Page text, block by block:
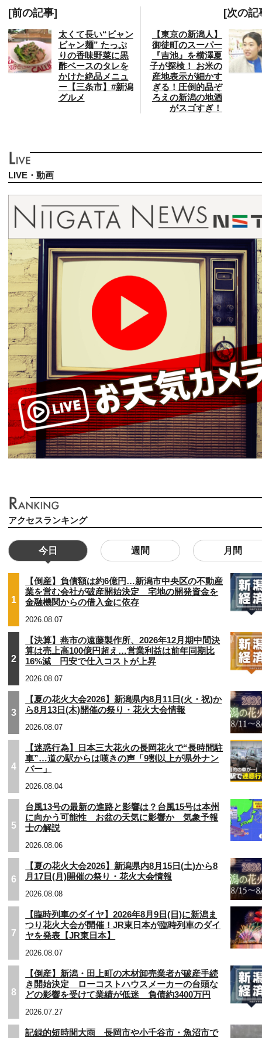
[前の記事]
太くて長い“ビャン
ビャン麺” たっぷ
りの香味野菜に黒
酢ベースのタレを
かけた絶品メニュ
ー【三条市】#新潟
グルメ
[次の記
【東京の新潟人】
御徒町のスーパー
『吉池』を横澤夏
子が探検！ お米の
産地表示が細かす
ぎる！圧倒的品ぞ
ろえの新潟の地酒
がスゴすぎ！
LIVE・動画
アクセスランキング
今日 週間 月間
1
【倒産】負債額は約6億円…新潟市中央区の不動産
業を営む会社が破産開始決定 宅地の開発資金を
金融機関からの借入金に依存
2026.08.07
2
【決算】燕市の遠藤製作所、2026年12月期中間決
算は売上高100億円超え…営業利益は前年同期比
16%減 円安で仕入コストが上昇
2026.08.07
3
【夏の花火大会2026】新潟県内8月11日(火・祝)か
ら8月13日(木)開催の祭り・花火大会情報
2026.08.07
4
【迷惑行為】日本三大花火の長岡花火で“長時間駐
車”…道の駅からは嘆きの声「9割以上が県外ナン
バー」
2026.08.04
5
台風13号の最新の進路と影響は？台風15号は本州
に向かう可能性 お盆の天気に影響か 気象予報
士の解説
2026.08.06
6
【夏の花火大会2026】新潟県内8月15日(土)から8
月17日(月)開催の祭り・花火大会情報
2026.08.08
7
【臨時列車のダイヤ】2026年8月9日(日)に新潟ま
つり花火大会が開催！JR東日本が臨時列車のダイ
ヤを発表【JR東日本】
2026.08.07
8
【倒産】新潟・田上町の木材卸売業者が破産手続
き開始決定 ローコストハウスメーカーの台頭な
どの影響を受けて業績が低迷 負債約3400万円
2026.07.27
記録的短時間大雨 長岡市や小千谷市・魚沼市で